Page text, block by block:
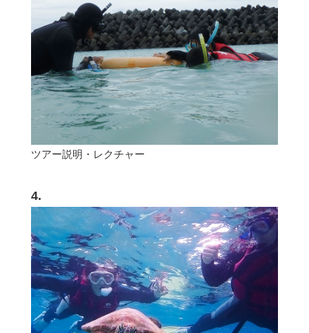
ツアー説明・レクチャー
4.